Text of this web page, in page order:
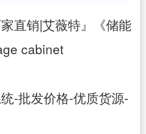
直销|艾薇特』《储能
cabinet
-批发价格-优质货源-